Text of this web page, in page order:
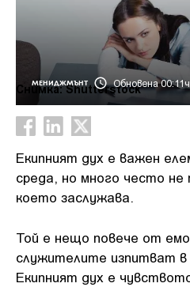
МЕНИДЖМЪНТ Обновена
Снимка: Shutterstock
Екипният дух е важен
среда, но много често не
което заслужава.
Той е нещо повече от
служителите изпитват в
Екипният дух е